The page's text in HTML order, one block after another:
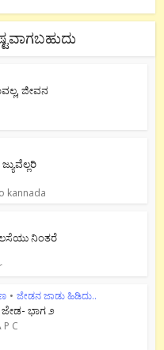
ಜೀವನ
kannada
ನಿಂತರೆ
• ಜೇಡನ ಜಾಡು ಹಿಡಿದು..
ಭಾಗ ೨
C